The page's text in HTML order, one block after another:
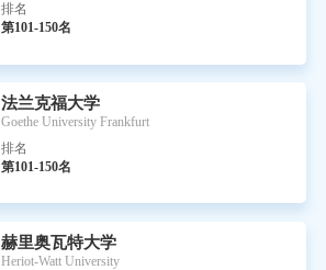
排名
第101-150名
法兰克福大学
Goethe University Frankfurt
排名
第101-150名
赫里奥瓦特大学
Heriot-Watt University